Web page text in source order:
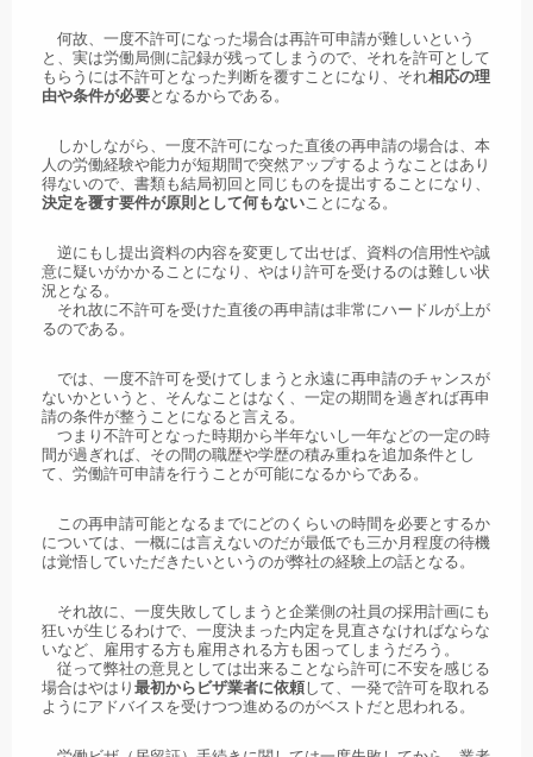
何故、一度不許可になった場合は再許可申請が難しいという
と、実は労働局側に記録が残ってしまうので、それを許可として
もらうには不許可となった判断を覆すことになり、それ相応の理
由や条件が必要となるからである。
しかしながら、一度不許可になった直後の再申請の場合は、本
人の労働経験や能力が短期間で突然アップするようなことはあり
得ないので、書類も結局初回と同じものを提出することになり、
決定を覆す要件が原則として何もないことになる。
逆にもし提出資料の内容を変更して出せば、資料の信用性や誠
意に疑いがかかることになり、やはり許可を受けるのは難しい状
況となる。
それ故に不許可を受けた直後の再申請は非常にハードルが上が
るのである。
では、一度不許可を受けてしまうと永遠に再申請のチャンスが
ないかというと、そんなことはなく、一定の期間を過ぎれば再申
請の条件が整うことになると言える。
つまり不許可となった時期から半年ないし一年などの一定の時
間が過ぎれば、その間の職歴や学歴の積み重ねを追加条件とし
て、労働許可申請を行うことが可能になるからである。
この再申請可能となるまでにどのくらいの時間を必要とするか
については、一概には言えないのだが最低でも三か月程度の待機
は覚悟していただきたいというのが弊社の経験上の話となる。
それ故に、一度失敗してしまうと企業側の社員の採用計画にも
狂いが生じるわけで、一度決まった内定を見直さなければならな
いなど、雇用する方も雇用される方も困ってしまうだろう。
従って弊社の意見としては出来ることなら許可に不安を感じる
場合はやはり 最初からビザ業者に依頼 して、一発で許可を取れる
ようにアドバイスを受けつつ進めるのがベストだと思われる。